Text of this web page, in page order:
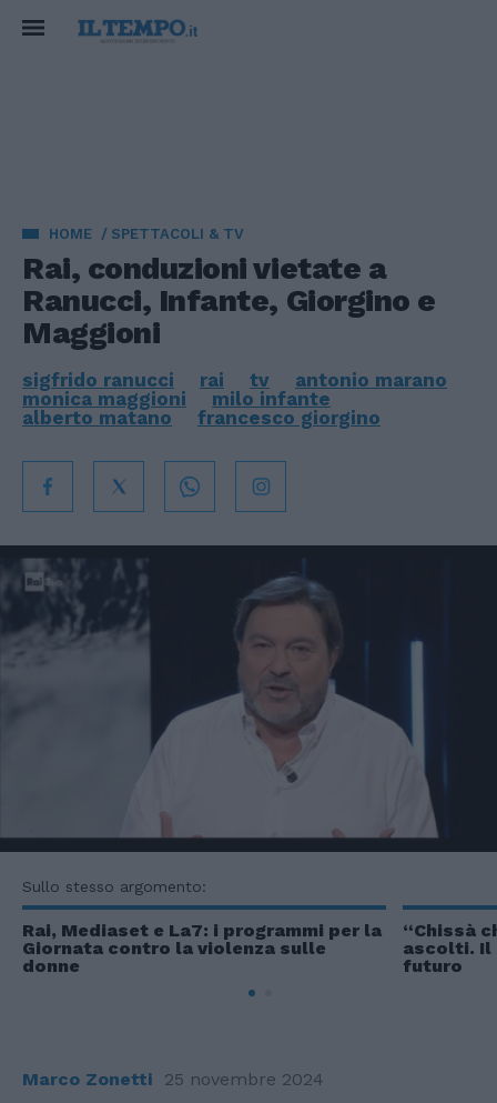
HOME SPETTACOLI & TV
Rai, conduzioni vietate a
Ranucci, Infante, Giorgino e
Maggioni
sigfrido ranucci rai tv
antonio marano
monica maggioni
milo infante
alberto matano
francesco giorgino
Sullo stesso argomento:
Rai, Mediaset e La7: i programmi per la
Giornata contro la violenza sulle
donne
“Chissà
ascolti. Il
futuro
Marco Zonetti 25 novembre 2024